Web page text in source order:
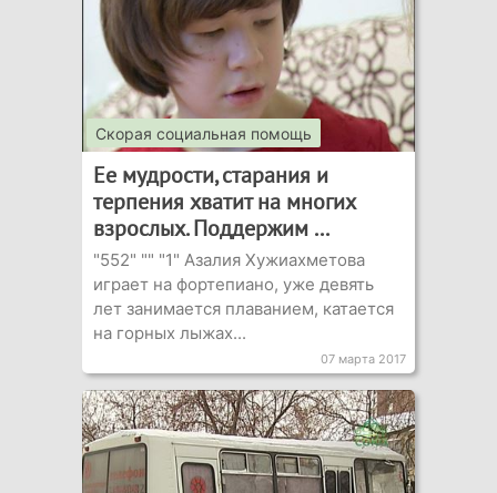
Скорая социальная помощь
Ее мудрости, старания и
терпения хватит на многих
взрослых. Поддержим ...
"552" "" "1" Азалия Хужиахметова
играет на фортепиано, уже девять
лет занимается плаванием, катается
на горных лыжах...
07 марта 2017